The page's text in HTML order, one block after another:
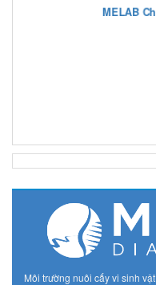
Môi trường nuôi cấy vi sinh vật